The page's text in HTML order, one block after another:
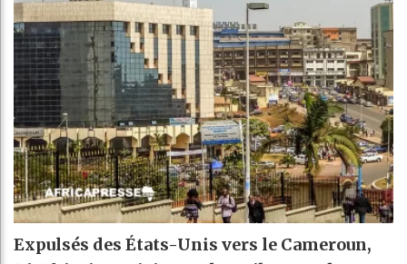
Expulsés des États-Unis vers le Cameroun,